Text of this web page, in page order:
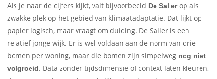
Als je naar de cijfers kijkt, valt bijvoorbeeld De Sallerop als
zwakke plek op het gebied van klimaatadaptatie. Dat lijkt op
papier logisch, maar vraagt om duiding. De Saller is een
relatief jonge wijk. Er is wel voldaan aan de norm van drie
bomen per woning, maar die bomen zijn simpelweg nog niet
volgroeid. Data zonder tijdsdimensie of context laten kleuren,